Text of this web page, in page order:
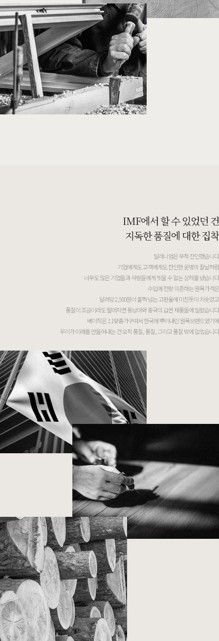
IMF에서 할 수 있었던 건
지독한 품질에 대한 집착
밀레니엄은 무척 잔인했습니다
기업에게도 고객에게도 잔인한 운명의 칼날처럼
너무도 많은 기업들과 사람들에게 씻을 수 없는 상처를 냈습니다
수입에 전량 의존하는 원목가격은
달러당 2,500원이 훌쩍 넘는 고환율에 미친듯이 치솟았고
품질이 조금이라도 떨어지면 동남아와 중국의 값싼 제품들에 밀렸습니다
베이직은 1:1맞춤가구여서 한국에 뿌리내린 원목브랜드였기에
우리가 미래를 만들어내는 건 오직 품질, 품질, 그리고 품질 밖에 없었습니다